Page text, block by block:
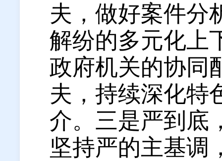
夫，做好案件分
解纷的多元化上
政府机关的协同
夫，持续深化特
介。 三是严到底
坚持严的主基调